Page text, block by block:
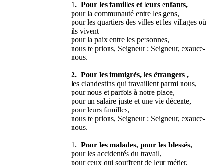
1. Pour les familles et leurs enfants,
pour la communauté entre les gens,
pour les quartiers des villes et les villages où
ils vivent
pour la paix entre les personnes,
nous te prions, Seigneur : Seigneur, exauce-
nous.
2. Pour les immigrés, les étrangers ,
les clandestins qui travaillent parmi nous,
pour nous et parfois à notre place,
pour un salaire juste et une vie décente,
pour leurs familles,
nous te prions, Seigneur : Seigneur, exauce-
nous.
1. Pour les malades, pour les blessés,
pour les accidentés du travail,
pour ceux qui souffrent de leur métier,